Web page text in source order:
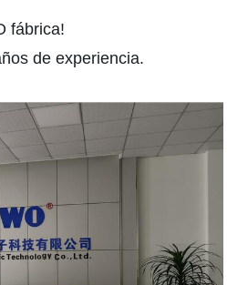
fábrica!
de experiencia.